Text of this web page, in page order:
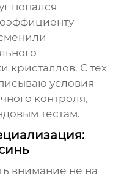
попался
кристаллов. С тех
условия
контроля,
тестам.
внимание не на